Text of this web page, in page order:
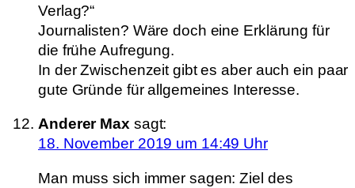
Verlag?“
Journalisten? Wäre doch eine Erklärung für
die frühe Aufregung.
In der Zwischenzeit gibt es aber auch ein paar
gute Gründe für allgemeines Interesse.
Anderer Max sagt:
18. November 2019 um 14:49 Uhr
Man muss sich immer sagen: Ziel des